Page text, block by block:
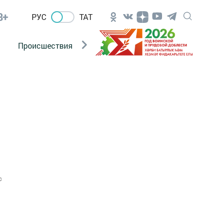
РУС ТАТ
Происшествия Новости Госавтоинспекции